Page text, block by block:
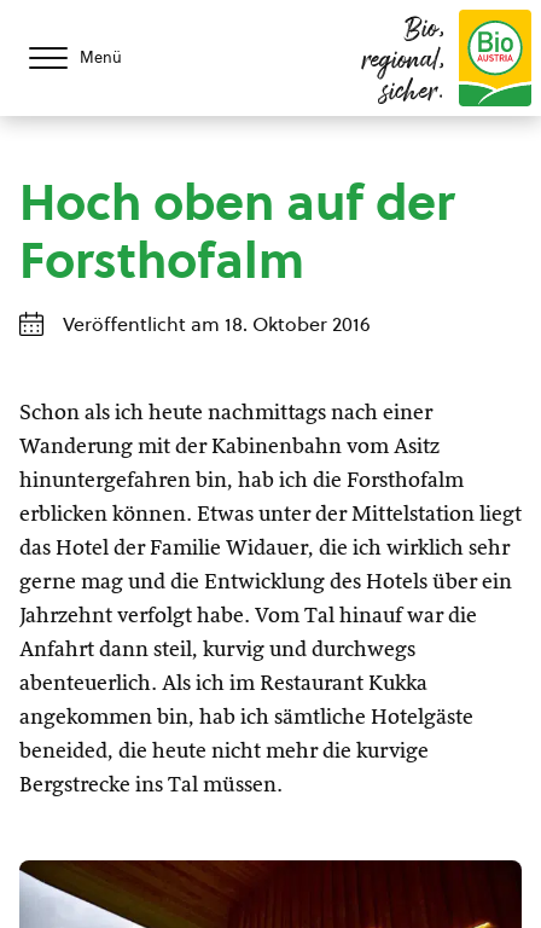
Menü
Bio,
regional,
sicher.
Hoch oben auf der
Forsthofalm
Veröffentlicht am 18. Oktober 2016
Schon als ich heute nachmittags nach einer
Wanderung mit der Kabinenbahn vom Asitz
hinuntergefahren bin, hab ich die Forsthofalm
erblicken können. Etwas unter der Mittelstation liegt
das Hotel der Familie Widauer, die ich wirklich sehr
gerne mag und die Entwicklung des Hotels über ein
Jahrzehnt verfolgt habe. Vom Tal hinauf war die
Anfahrt dann steil, kurvig und durchwegs
abenteuerlich. Als ich im Restaurant Kukka
angekommen bin, hab ich sämtliche Hotelgäste
beneided, die heute nicht mehr die kurvige
Bergstrecke ins Tal müssen.